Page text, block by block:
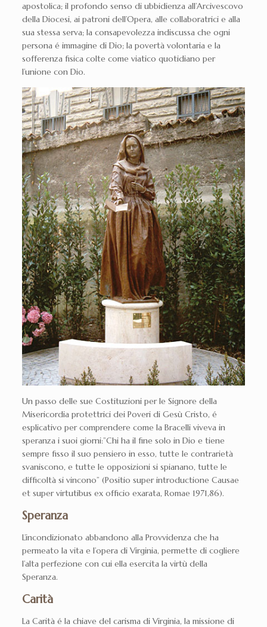
apostolica; il profondo senso di ubbidienza all’Arcivescovo
della Diocesi, ai patroni dell’Opera, alle collaboratrici e alla
sua stessa serva; la consapevolezza indiscussa che ogni
persona é immagine di Dio; la povertà volontaria e la
sofferenza fisica colte come viatico quotidiano per
l’unione con Dio.
Un passo delle sue Costituzioni per le Signore della
Misericordia protettrici dei Poveri di Gesù Cristo, é
esplicativo per comprendere come la Bracelli viveva in
speranza i suoi giorni:”Chi ha il fine solo in Dio e tiene
sempre fisso il suo pensiero in esso, tutte le contrarietà
svaniscono, e tutte le opposizioni si spianano, tutte le
difficoltà si vincono” (Positio super introductione Causae
et super virtutibus ex officio exarata, Romae 1971,86).
Speranza
L’incondizionato abbandono alla Provvidenza che ha
permeato la vita e l’opera di Virginia, permette di cogliere
l’alta perfezione con cui ella esercita la virtù della
Speranza.
Carità
La Carità é la chiave del carisma di Virginia, la missione di